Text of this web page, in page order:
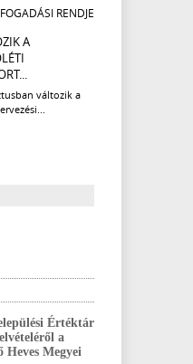
A
változik a
Értéktár
a
Megyei